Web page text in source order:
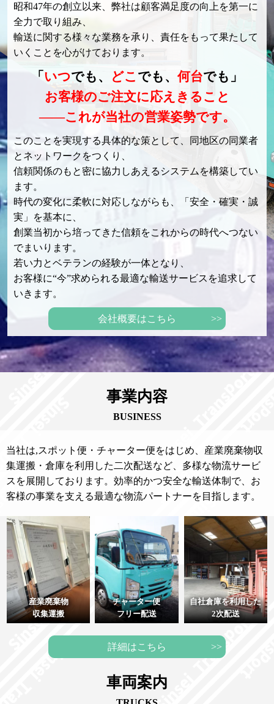
昭和47年の創立以来、弊社は顧客満足度の向上を第一に
全力で取り組み、
輸送に関する様々な業務を承り、責任をもって果たして
いくことを心がけております。
「 いつでも、 どこ でも、何台でも」
お客様のご注文に応えきること
――これが当社の営業姿勢です。
このことを実現する具体的な策として、同地区の同業者
とネットワークをつくり、
信頼関係のもと密に協力しあえるシステムを構築してい
ます。
時代の変化に柔軟に対応しながらも、「安全 ・確実 ・誠
実 」を基本に、
創業当初から培ってきた信頼をこれからの時代へつない
でまいります。
若い力とベテランの経験が一体となり、
お客様に“今”求められる最適な輸送サービスを追求して
いきます。
会社概要はこちら
事業内容
BUSINESS
当社は,スポット便・チャーター便をはじめ、産業廃棄物収
集運搬・倉庫を利用した二次配送など、多様な物流サービ
スを展開しております。効率的かつ安全な輸送体制で、お
客様の事業を支える最適な物流パートナーを目指します。
産業廃棄物
収集運搬
チャーター便
フリー配送
自社倉庫を利用した
2次配送
詳細はこちら
車両案内